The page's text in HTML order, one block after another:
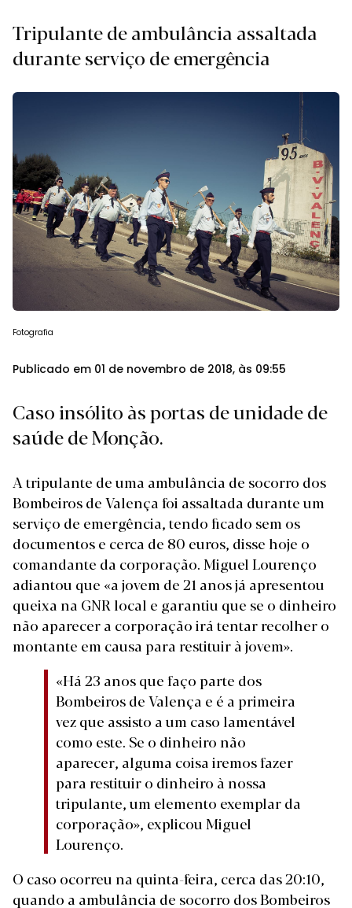
Tripulante de ambulância assaltada
durante serviço de emergência
Fotografia
Publicado em 01 de novembro de 2018, às 09:55
Caso insólito às portas de unidade de
saúde de Monção.
A tripulante de uma ambulância de socorro dos
Bombeiros de Valença foi assaltada durante um
serviço de emergência, tendo ficado sem os
documentos e cerca de 80 euros, disse hoje o
comandante da corporação. Miguel Lourenço
adiantou que «a jovem de 21 anos já apresentou
queixa na GNR local e garantiu que se o dinheiro
não aparecer a corporação irá tentar recolher o
montante em causa para restituir à jovem».
«Há 23 anos que faço parte dos
Bombeiros de Valença e é a primeira
vez que assisto a um caso lamentável
como este. Se o dinheiro não
aparecer, alguma coisa iremos fazer
para restituir o dinheiro à nossa
tripulante, um elemento exemplar da
corporação», explicou Miguel
Lourenço.
O caso ocorreu na quinta-feira, cerca das 20:10,
quando a ambulância de socorro dos Bombeiros